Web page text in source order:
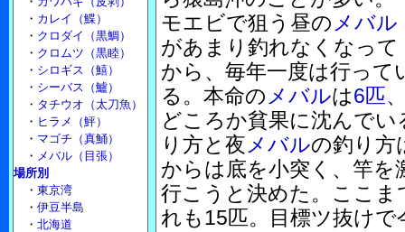
モエビで狙う昼の メバル
があまり釣れなくなって
から、毎年一度は行って
る。本命の メバルは6匹
どころか貧果に沈んでい
り方と夜 メバルの釣り方
からは底を小突く、竿
行こうと決めた。ここ
れも15匹。目標ツ抜け
・ カレイ（鰈）
・ クロダイ（黒鯛）
・ クロムツ（黒睦）
・ シロギス（鱚）
・ シーバス（鱸）
・ タチウオ（太刀魚）
・ ヒラメ（鮃）
・ マゴチ（真鯒）
・ メバル（目張）
場所別
・ 東京湾
・ 伊豆半島
・ 北海道